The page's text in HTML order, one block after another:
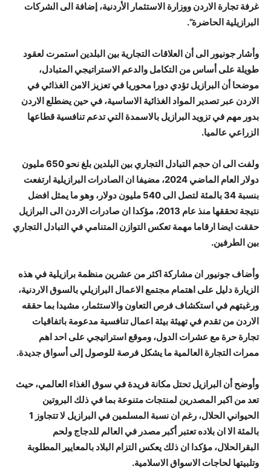
غرفة تجارة الاردن ووزارة الاستثمار الأردنية، إضافة الى الشركات
البرازيلية الحاضرة”.
وأشار جونيور الى أن العلاقات التجارية بين البلدين استمرت لعقود
طويلة على أساس من التكامل والدعم الاستراتيجي المتبادل،
موضحا أن البرازيل تؤدي دورا محوريا في تعزيز الامن الغذائي في
الاردن عبر تصدير المواد الغذائية الاساسية، في حين يضطلع الاردن
بدور مهم في تزويد البرازيل بالاسمدة التي تدعم تنافسية قطاعها
الزراعي عالميا.
ولفت الى ان حجم التبادل التجاري بين البلدين بلغ نحو 650 مليون
دولار العام الماضي 2024، مضيفا ان الصادرات البرازيلية ارتفعت
بنسبة 34 بالمئة لتصل الى 540 مليون دولار، وهو ما يمثل افضل
نتيجة تحققها منذ عام 2013، مؤكدا ان صادرات الاردن الى البرازيل
حققت ايضا ارقاما مهمة تعكس التوازن المتنامي في التبادل التجاري
بين الطرفين.
وأضاف جونيور ان مشاركة اكثر من عشرين منظمة برازيلية في هذه
الزيارة دليل على اهتمام مجتمع الاعمال البرازيلي بالسوق الاردنية،
ورغبتهم في استكشاف فرص التعاون والاستثمار، مشيدا بما حققه
الاردن من تقدم في تهيئة بيئة اعمال تنافسية مدعومة باتفاقيات
تجارة حرة مع عشرات الدول، وموقع استراتيجي على احد اهم
ممرات التجارة العالمية ما يشكل فرصة للوصول إلى أسواق جديدة.
وأوضح أن البرازيل تحتل مكانة فريدة في سوق الغذاء العالمي، حيث
تعد من اكبر المصدرين لمنتجات متنوعة بما في ذلك البروتين
الحيواني الحلال، رغم ان نسبة المسلمين في البرازيل لا تتجاوز 1
بالمئة الا ان بلاده تعتبر أكبر مصدر في العالم للدجاج ولحم
البقرالحلال، مؤكدا ان ذلك يعكس التزام البلاد بالمعايير المطلوبة
وتلبيتها لحاجات الاسواق الاسلامية.